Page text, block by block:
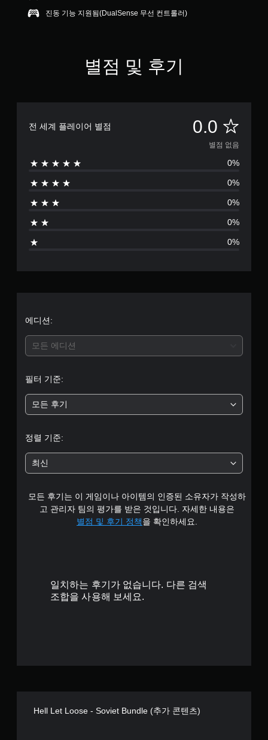
진동 기능 지원됨(DualSense 무선 컨트롤러)
별점 및 후기
전 세계 플레이어 별점 0.0 별
점
없
음
별점 없음
0%
0%
0%
0%
0%
에디션:
모든 에디션
필터 기준:
모든 후기
정렬 기준:
최신
모든 후기는 이 게임이나 아이템의 인증된 소유자가 작성하
고 관리자 팀의 평가를 받은 것입니다. 자세한 내용은
별점 및 후기 정책을 확인하세요.
일치하는 후기가 없습니다. 다른 검색
조합을 사용해 보세요.
Hell Let Loose - Soviet Bundle (추가 콘텐츠)